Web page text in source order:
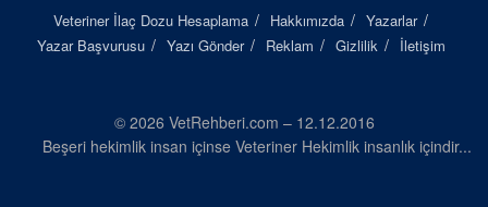
Veteriner İlaç Dozu Hesaplama Hakkımızda
Yazarlar
Yazar Başvurusu
Yazı Gönder Reklam Gizlilik İletişim
© 2026 VetRehberi.com – 12.12.2016
Beşeri hekimlik insan içinse Veteriner Hekimlik insanlık içindir...